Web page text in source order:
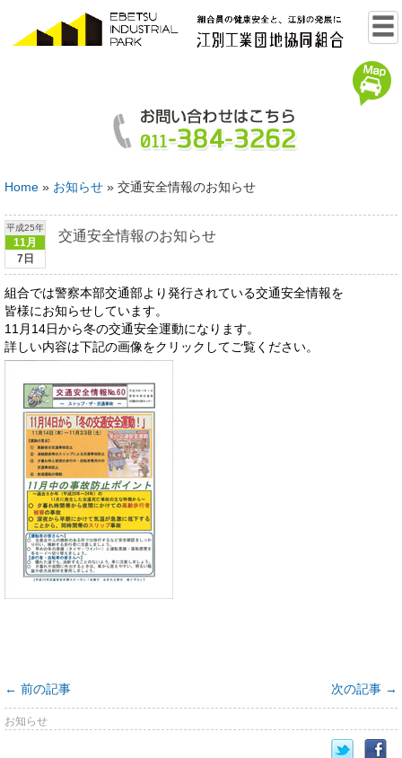
Home » お知らせ » 交通安全情報のお知らせ
平成25年
11月
7日
交通安全情報のお知らせ
組合では警察本部交通部より発行されている交通安全情報を
皆様にお知らせしています。
11月14日から冬の交通安全運動になります。
詳しい内容は下記の画像をクリックしてご覧ください。
← 前の記事 次の記事 →
お知らせ